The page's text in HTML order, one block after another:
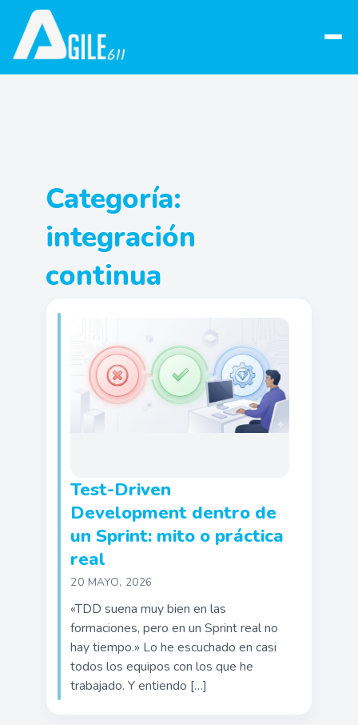
Abrir
Categoría:
integración
continua
Test-Driven
Development dentro de
un Sprint: mito o práctica
real
20 MAYO, 2026
«TDD suena muy bien en las
formaciones, pero en un Sprint real no
hay tiempo.» Lo he escuchado en casi
todos los equipos con los que he
trabajado. Y entiendo […]